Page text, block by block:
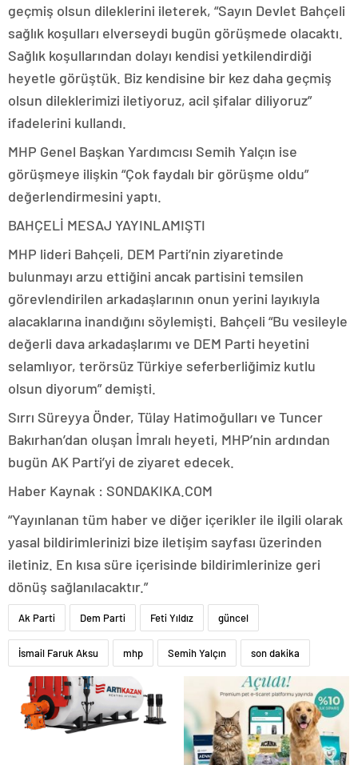
geçmiş olsun dileklerini ileterek, “Sayın Devlet Bahçeli
sağlık koşulları elverseydi bugün görüşmede olacaktı.
Sağlık koşullarından dolayı kendisi yetkilendirdiği
heyetle görüştük. Biz kendisine bir kez daha geçmiş
olsun dileklerimizi iletiyoruz, acil şifalar diliyoruz”
ifadelerini kullandı.
MHP Genel Başkan Yardımcısı Semih Yalçın ise
görüşmeye ilişkin “Çok faydalı bir görüşme oldu”
değerlendirmesini yaptı.
BAHÇELİ MESAJ YAYINLAMIŞTI
MHP lideri Bahçeli, DEM Parti’nin ziyaretinde
bulunmayı arzu ettiğini ancak partisini temsilen
görevlendirilen arkadaşlarının onun yerini layıkıyla
alacaklarına inandığını söylemişti. Bahçeli “Bu vesileyle
değerli dava arkadaşlarımı ve DEM Parti heyetini
selamlıyor, terörsüz Türkiye seferberliğimiz kutlu
olsun diyorum” demişti.
Sırrı Süreyya Önder, Tülay Hatimoğulları ve Tuncer
Bakırhan’dan oluşan İmralı heyeti, MHP’nin ardından
bugün AK Parti’yi de ziyaret edecek.
Haber Kaynak : SONDAKIKA.COM
“Yayınlanan tüm haber ve diğer içerikler ile ilgili olarak
yasal bildirimlerinizi bize iletişim sayfası üzerinden
iletiniz. En kısa süre içerisinde bildirimlerinize geri
dönüş sağlanılacaktır.”
Ak Parti Dem Parti Feti Yıldız güncel
İsmail Faruk Aksu mhp Semih Yalçın son dakika